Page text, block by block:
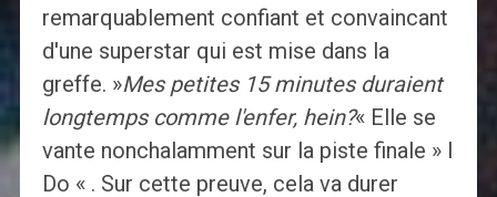
remarquablement confiant et convaincant
d'une superstar qui est mise dans la
greffe. »Mes petites 15 minutes duraient
longtemps comme l'enfer, hein?« Elle se
vante nonchalamment sur la piste finale » I
Do « . Sur cette preuve, cela va durer